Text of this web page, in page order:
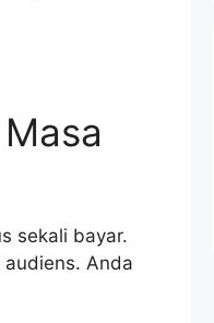
sekali bayar.
Anda